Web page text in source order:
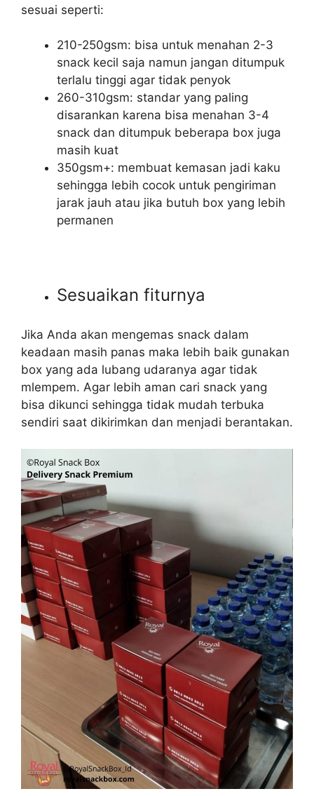
sesuai seperti:
210-250gsm: bisa untuk menahan 2-3
snack kecil saja namun jangan ditumpuk
terlalu tinggi agar tidak penyok
260-310gsm: standar yang paling
disarankan karena bisa menahan 3-4
snack dan ditumpuk beberapa box juga
masih kuat
350gsm+: membuat kemasan jadi kaku
sehingga lebih cocok untuk pengiriman
jarak jauh atau jika butuh box yang lebih
permanen
Sesuaikan fiturnya
Jika Anda akan mengemas snack dalam
keadaan masih panas maka lebih baik gunakan
box yang ada lubang udaranya agar tidak
mlempem. Agar lebih aman cari snack yang
bisa dikunci sehingga tidak mudah terbuka
sendiri saat dikirimkan dan menjadi berantakan.